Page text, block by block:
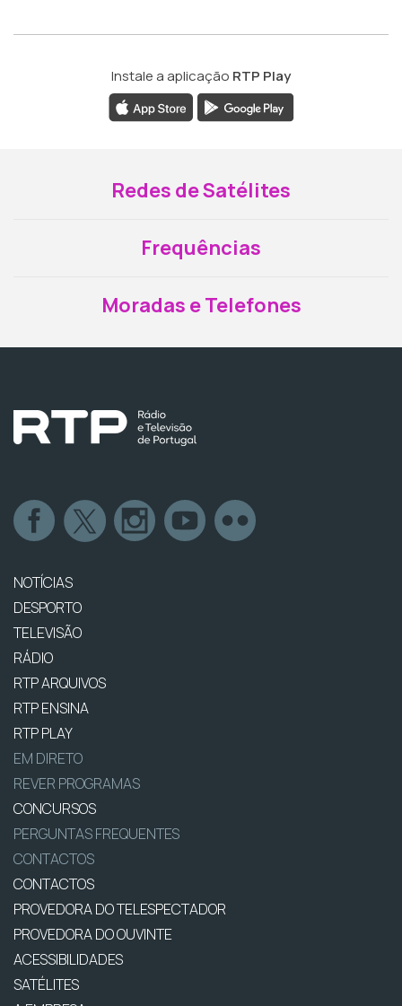
Instale a aplicação RTP Play
Redes de Satélites
Frequências
Moradas e Telefones
NOTÍCIAS
DESPORTO
TELEVISÃO
RÁDIO
RTP ARQUIVOS
RTP ENSINA
RTP PLAY
EM DIRETO
REVER PROGRAMAS
CONCURSOS
PERGUNTAS FREQUENTES
CONTACTOS
CONTACTOS
PROVEDORA DO TELESPECTADOR
PROVEDORA DO OUVINTE
ACESSIBILIDADES
SATÉLITES